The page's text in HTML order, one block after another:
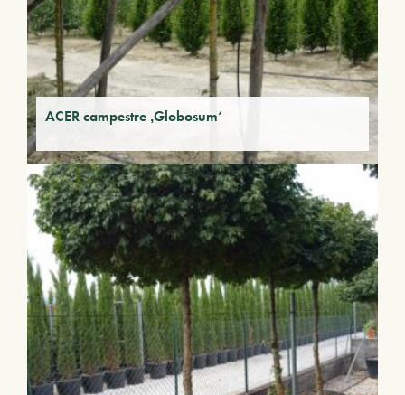
ACER campestre ‚Globosum‘